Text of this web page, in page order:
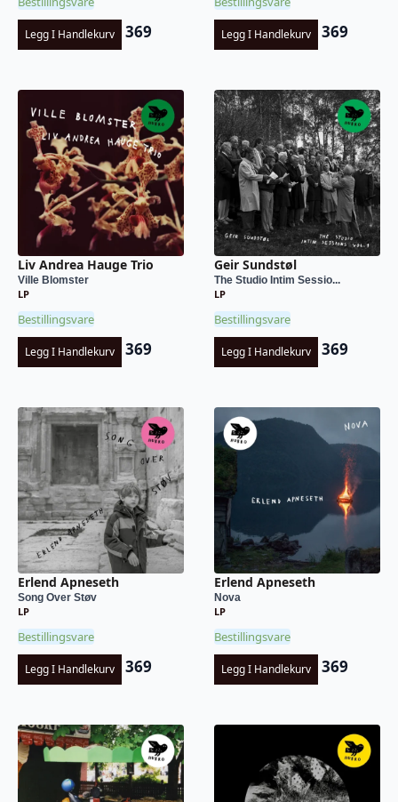
Legg I Handlekurv 369 Legg I Handlekurv 369
Liv Andrea Hauge Trio
Ville Blomster
LP
Bestillingsvare
Legg I Handlekurv 369
Geir Sundstøl
The Studio Intim Sessio...
LP
Bestillingsvare
Legg I Handlekurv 369
Erlend Apneseth
Song Over Støv
LP
Bestillingsvare
Legg I Handlekurv 369
Erlend Apneseth
Nova
LP
Bestillingsvare
Legg I Handlekurv 369